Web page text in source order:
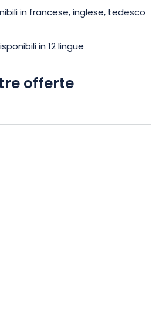
in francese, inglese, tedesco
in 12 lingue
offerte